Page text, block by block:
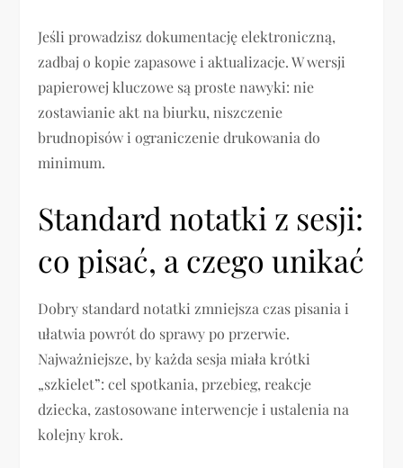
Jeśli prowadzisz dokumentację elektroniczną,
zadbaj o kopie zapasowe i aktualizacje. W wersji
papierowej kluczowe są proste nawyki: nie
zostawianie akt na biurku, niszczenie
brudnopisów i ograniczenie drukowania do
minimum.
Standard notatki z sesji:
co pisać, a czego unikać
Dobry standard notatki zmniejsza czas pisania i
ułatwia powrót do sprawy po przerwie.
Najważniejsze, by każda sesja miała krótki
„szkielet”: cel spotkania, przebieg, reakcje
dziecka, zastosowane interwencje i ustalenia na
kolejny krok.